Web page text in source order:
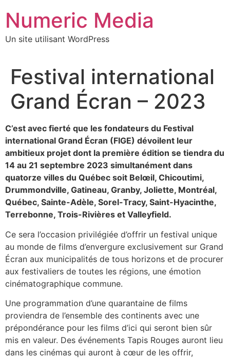
contenu
Numeric Media
Un site utilisant WordPress
Festival international
Grand Écran – 2023
C’est avec fierté que les fondateurs du Festival
international Grand Écran (FIGE) dévoilent leur
ambitieux projet dont la première édition se tiendra du
14 au 21 septembre 2023 simultanément dans
quatorze villes du Québec soit Belœil, Chicoutimi,
Drummondville, Gatineau, Granby, Joliette, Montréal,
Québec, Sainte-Adèle, Sorel-Tracy, Saint-Hyacinthe,
Terrebonne, Trois-Rivières et Valleyfield.
Ce sera l’occasion privilégiée d’offrir un festival unique
au monde de films d’envergure exclusivement sur Grand
Écran aux municipalités de tous horizons et de procurer
aux festivaliers de toutes les régions, une émotion
cinématographique commune.
Une programmation d’une quarantaine de films
proviendra de l’ensemble des continents avec une
prépondérance pour les films d’ici qui seront bien sûr
mis en valeur. Des événements Tapis Rouges auront lieu
dans les cinémas qui auront à cœur de les offrir,